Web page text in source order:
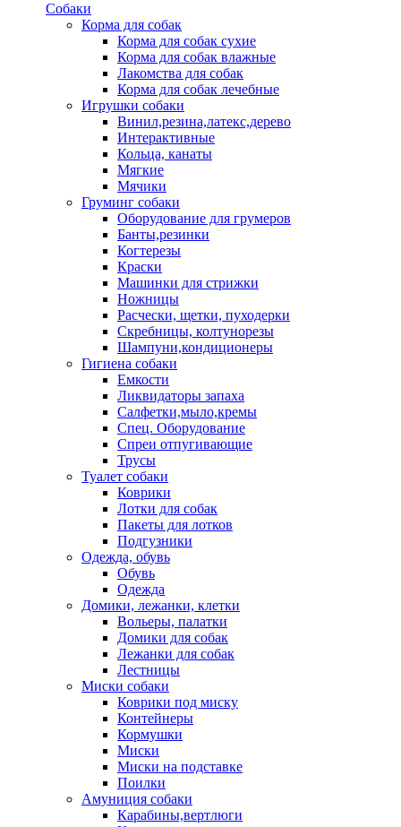
Собаки
Корма для собак
Корма для собак сухие
Корма для собак влажные
Лакомства для собак
Корма для собак лечебные
Игрушки собаки
Винил,резина,латекс,дерево
Интерактивные
Кольца, канаты
Мягкие
Мячики
Груминг собаки
Оборудование для грумеров
Банты,резинки
Когтерезы
Краски
Машинки для стрижки
Ножницы
Расчески, щетки, пуходерки
Скребницы, колтунорезы
Шампуни,кондиционеры
Гигиена собаки
Емкости
Ликвидаторы запаха
Салфетки,мыло,кремы
Спец. Оборудование
Спреи отпугивающие
Трусы
Туалет собаки
Коврики
Лотки для собак
Пакеты для лотков
Подгузники
Одежда, обувь
Обувь
Одежда
Домики, лежанки, клетки
Вольеры, палатки
Домики для собак
Лежанки для собак
Лестницы
Миски собаки
Коврики под миску
Контейнеры
Кормушки
Миски
Миски на подставке
Поилки
Амуниция собаки
Карабины,вертлюги